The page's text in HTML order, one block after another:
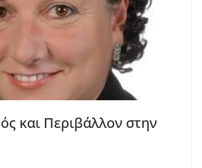
και Περιβάλλον στην